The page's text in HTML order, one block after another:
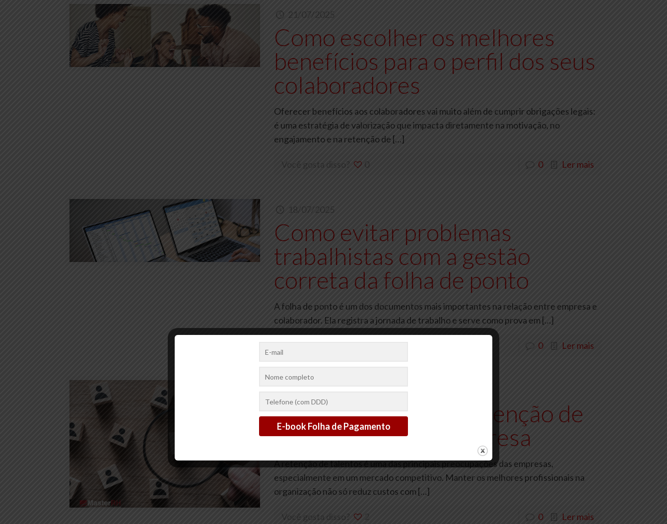
21/07/2025
Como escolher os melhores
benefícios para o perfil dos seus
colaboradores
Oferecer benefícios aos colaboradores vai muito além de cumprir obrigações legais:
é uma estratégia de valorização que impacta diretamente na motivação, no
engajamento e na retenção de […]
Você gosta disso? 0 0 Ler mais
18/07/2025
Como evitar problemas
trabalhistas com a gestão
correta da folha de ponto
A folha de ponto é um dos documentos mais importantes na relação entre empresa e
colaborador. Ela registra a jornada de trabalho e serve como prova em[…]
0 Ler mais
Como Melhorar a Retenção de
Talentos em Sua Empresa
A retenção de talentos é uma das principais preocupações das empresas,
especialmente em um mercado competitivo. Manter os melhores profissionais na
organização não só reduz custos com[…]
Você gosta disso? 2 0 Ler mais